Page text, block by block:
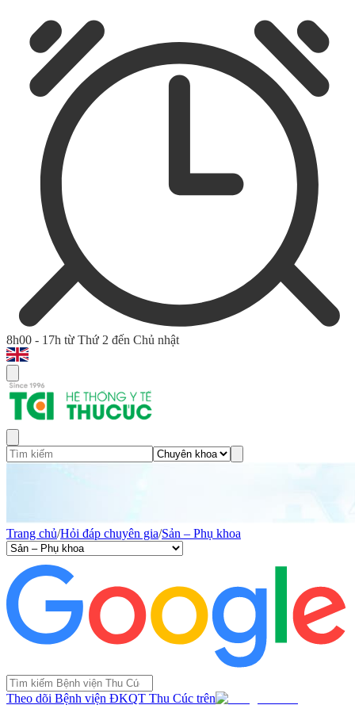
8h00 - 17h từ Thứ 2 đến Chủ nhật
Trang chủ/Hỏi đáp chuyên gia/Sản – Phụ khoa
Theo dõi Bệnh viện ĐKQT Thu Cúc trên